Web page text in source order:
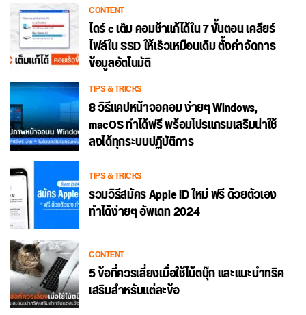
CONTENT
ไดร์ c เต็ม คอมช้าแก้ได้ใน 7 ขั้นตอน เคลียร์
ไฟล์ใน SSD ให้เร็วเหมือนเดิม ตั้งค่าจัดการ
ข้อมูลอัตโนมัติ
TIPS & TRICKS
8 วิธีแคปหน้าจอคอม ง่ายๆ Windows,
macOS ทำได้ฟรี พร้อมโปรแกรมเสริมน่าใช้
ลงได้ทุกระบบปฏิบัติการ
TIPS & TRICKS
รวมวิธีสมัคร Apple ID ใหม่ ฟรี ด้วยตัวเอง
ทำได้ง่ายๆ อัพเดท 2024
CONTENT
5 ข้อที่ควรเลี่ยงเมื่อใช้โน้ตบุ๊ก และแนะนำทริค
เสริมสำหรับแต่ละข้อ